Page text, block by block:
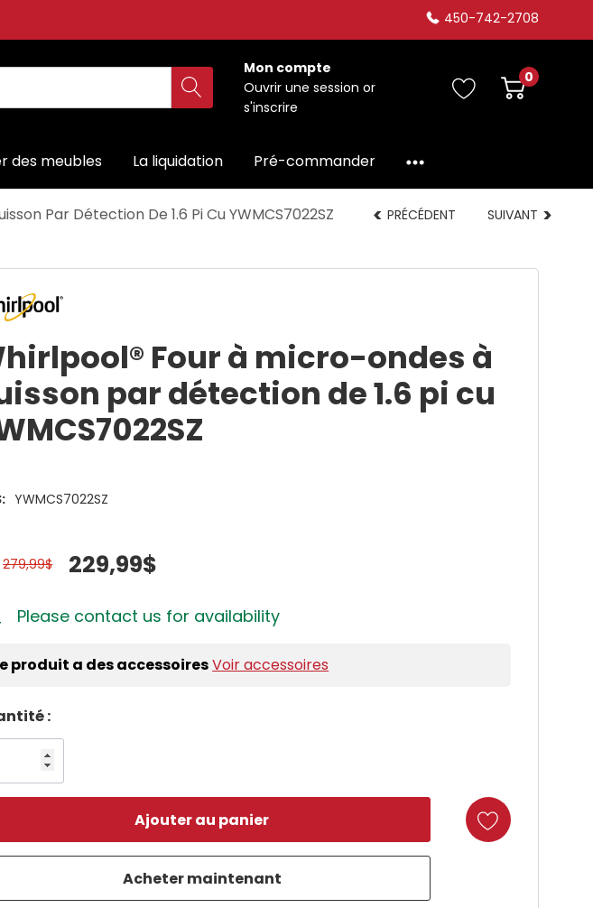
450-742-2708
Mon compte
Ouvrir une session or
s'inscrire
0
des meubles La liquidation Pré-commander
Par Détection De 1.6 Pi Cu YWMCS7022SZ PRÉCÉDENT SUIVANT
Four à micro-ondes à
par détection de 1.6 pi cu
YWMCS7022SZ
279,99$ 229,99$
Please contact us for availability
produit a des accessoiresVoir accessoires
: